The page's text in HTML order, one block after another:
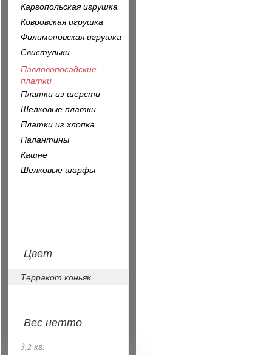
Каргопольская игрушка
Ковровская игрушка
Филимоновская игрушка
Свистульки
Павловопосадские
платки
Платки из шерсти
Шелковые платки
Платки из хлопка
Палантины
Кашне
Шелковые шарфы
Цвет
Терракот коньяк
Вес нетто
3,2 кг.